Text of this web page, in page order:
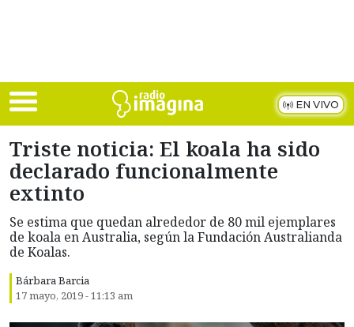
EN VIVO
Triste noticia: El koala ha sido
declarado funcionalmente
extinto
Se estima que quedan alrededor de 80 mil ejemplares
de koala en Australia, según la Fundación Australianda
de Koalas.
Bárbara Barcia
17 mayo, 2019 - 11:13 am